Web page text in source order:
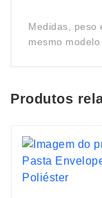
Medidas, peso
mesmo
Produtos